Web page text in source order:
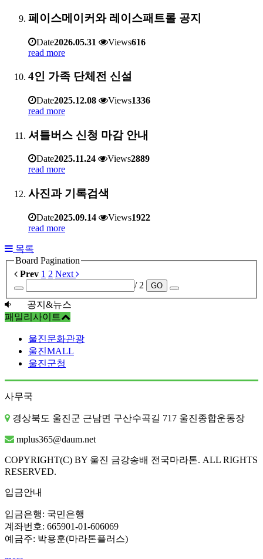
페이스메이커와 레이스패트롤 공지
Date2026.05.31 Views616
read more
4인 가족 단체전 신설
Date2025.12.08 Views1336
read more
셔틀버스 신청 마감 안내
Date2025.11.24 Views2889
read more
사진과 기록검색
Date2025.09.14 Views1922
read more
목록
Board Pagination
Prev 1 2 Next
/ 2
GO
공지&뉴스
패밀리사이트
울진문화관광
울진MALL
울진군청
사무국
경상북도 울진군 근남면 구산수곡길 717 울진종합운동장
mplus365@daum.net
COPYRIGHT(C) BY 울진 금강송배 전국마라톤. ALL RIGHTS
RESERVED.
입금안내
입금은행: 국민은행
계좌번호: 665901-01-606069
예금주: 박용훈(마라톤플러스)